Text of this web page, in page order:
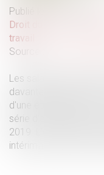
Publié le :
Droit du travail -
travail
Source :
Les salariés des
davantage exposés
d'une étude publiée le
série d'enquêtes
2019. L'étude
intérimaire peut être